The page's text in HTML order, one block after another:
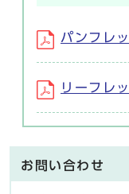
パンフレ
リーフレ
お問い合わせ